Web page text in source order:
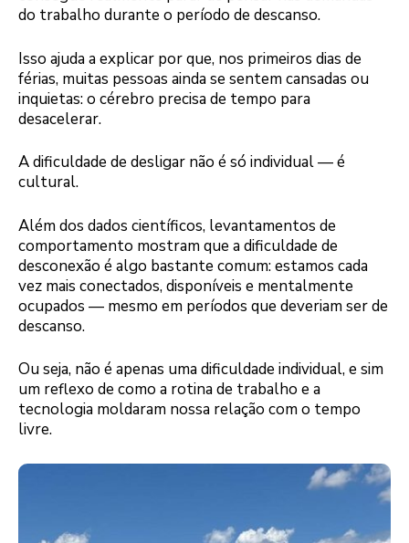
do trabalho durante o período de descanso.
Isso ajuda a explicar por que, nos primeiros dias de
férias, muitas pessoas ainda se sentem cansadas ou
inquietas: o cérebro precisa de tempo para
desacelerar.
A dificuldade de desligar não é só individual — é
cultural.
Além dos dados científicos, levantamentos de
comportamento mostram que a dificuldade de
desconexão é algo bastante comum: estamos cada
vez mais conectados, disponíveis e mentalmente
ocupados — mesmo em períodos que deveriam ser de
descanso.
Ou seja, não é apenas uma dificuldade individual, e sim
um reflexo de como a rotina de trabalho e a
tecnologia moldaram nossa relação com o tempo
livre.